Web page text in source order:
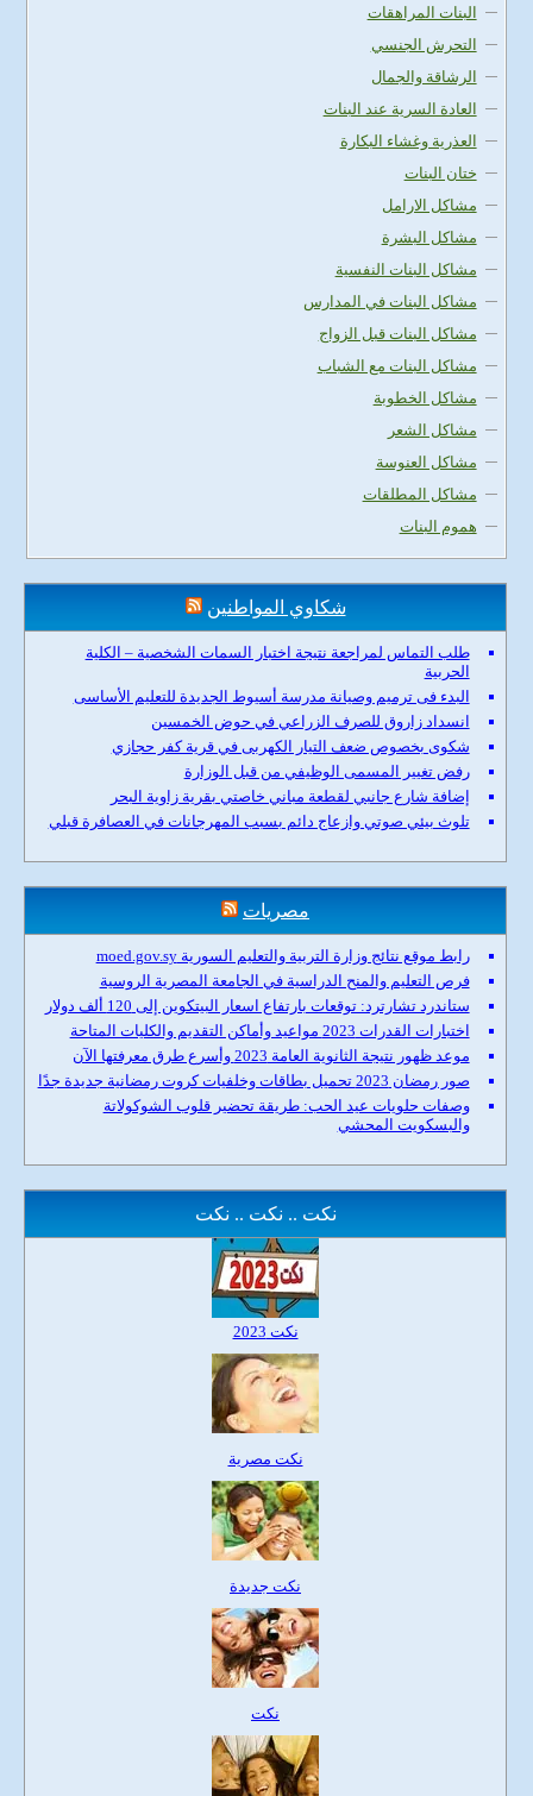
البنات المراهقات
التحرش الجنسي
الرشاقة والجمال
العادة السرية عند البنات
العذرية وغشاء البكارة
ختان البنات
مشاكل الارامل
مشاكل البشرة
مشاكل البنات النفسية
مشاكل البنات في المدارس
مشاكل البنات قبل الزواج
مشاكل البنات مع الشباب
مشاكل الخطوبة
مشاكل الشعر
مشاكل العنوسة
مشاكل المطلقات
هموم البنات
شكاوي المواطنين
طلب التماس لمراجعة نتيجة اختبار السمات الشخصية – الكلية
الحربية
البدء فى ترميم وصيانة مدرسة أسيوط الجديدة للتعليم الأساسى
انسداد زاروق للصرف الزراعي في حوض الخمسين
شكوى بخصوص ضعف التيار الكهربى في قرية كفر حجازي
رفض تغيير المسمى الوظيفي من قبل الوزارة
إضافة شارع جانبي لقطعة مباني خاصتي بقرية زاوية البحر
تلوث بيئي صوتي وازعاج دائم بسبب المهرجانات في العصافرة قبلي
مصريات
رابط موقع نتائج وزارة التربية والتعليم السورية moed.gov.sy
فرص التعليم والمنح الدراسية في الجامعة المصرية الروسية
ستاندرد تشارترد: توقعات بارتفاع اسعار البيتكوين إلى 120 ألف دولار
اختبارات القدرات 2023 مواعيد وأماكن التقديم والكليات المتاحة
موعد ظهور نتيجة الثانوية العامة 2023 وأسرع طرق معرفتها الآن
صور رمضان 2023 تحميل بطاقات وخلفيات كروت رمضانية جديدة جدًا
وصفات حلويات عيد الحب: طريقة تحضير قلوب الشوكولاتة
والبسكويت المحشي
نكت .. نكت .. نكت
نكت 2023
نكت مصرية
نكت جديدة
نكت